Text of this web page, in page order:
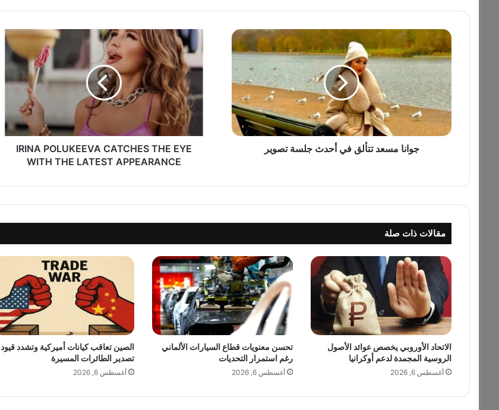
ج
و
ا
ن
ا
م
س
ع
د
ل
ي
ح
د
ث
ج
ة
ت
ص
و
ي
جوانا مسعد تتألق في أحدث جلسة تصوير
V
A
C
H
E
S
T
H
E
E
Y
T
IRINA POLUKEEVA CATCHES THE EYE
WITH THE LATEST APPEARANCE
مقالات ذات صلة
الاتحاد الأوروبي يخصص عوائد الأصول
الروسية المجمدة لدعم أوكرانيا
أغسطس 6, 2026
تحسن معنويات قطاع السيارات الألماني
رغم استمرار التحديات
أغسطس 6, 2026
الصين تعاقب كيانات أميركية وتشدد قيود
تصدير الطائرات المسيرة
أغسطس 6, 2026